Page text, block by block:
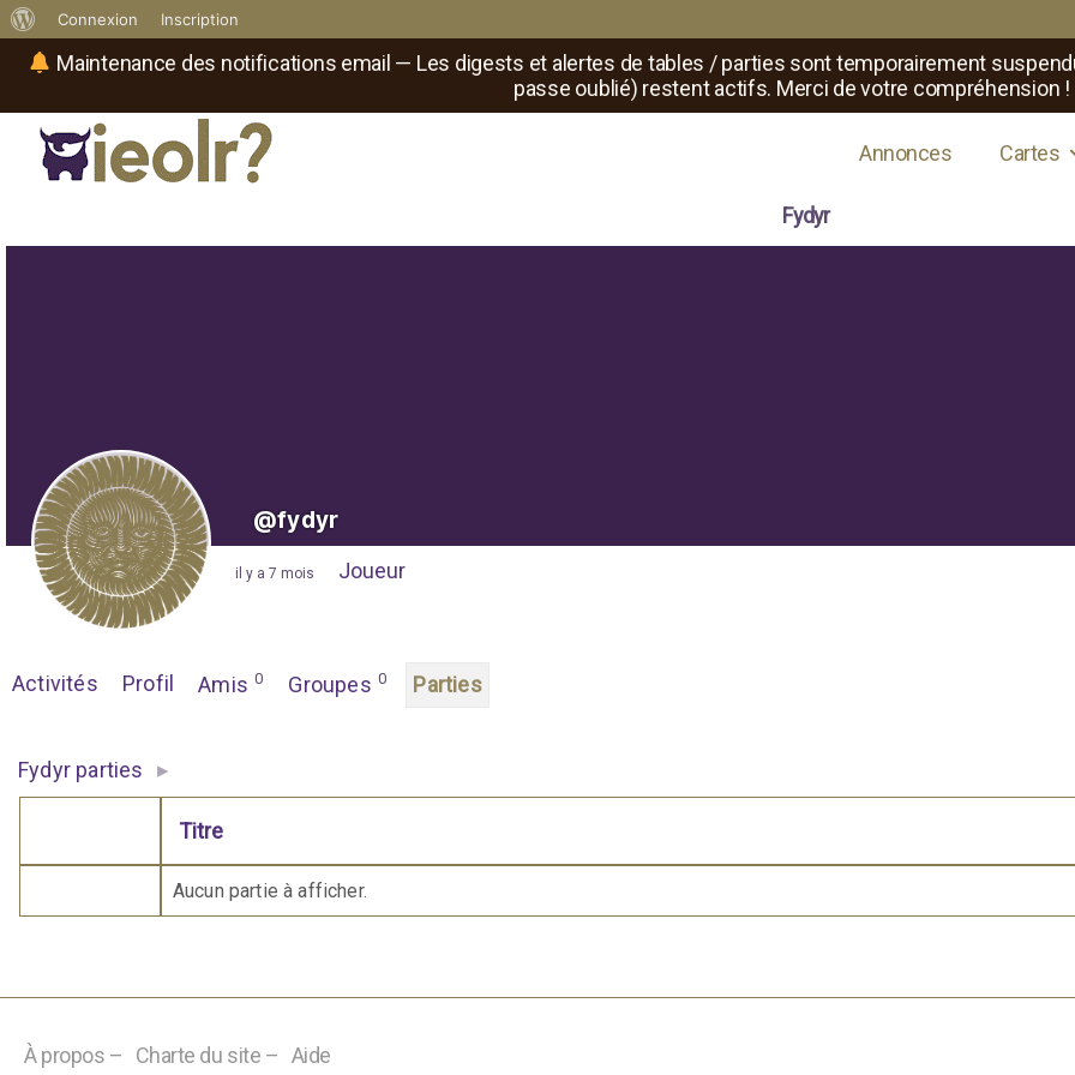
Maintenance des notifications email — Les digests et alertes de tables / parties sont temporairement
passe oublié) restent actifs. Merci de votre compréhension !
propos
WordPress
Connexion Inscription
où
Annonces Cartes
Fydyr
@fydyr
il y a 7 mois Joueur
Activités Profil Amis 0 Groupes 0 Parties
Fydyr parties ▸
Comporte des pièces jointes
Titre
Aucun partie à afficher.
À propos – Charte du site – Aide